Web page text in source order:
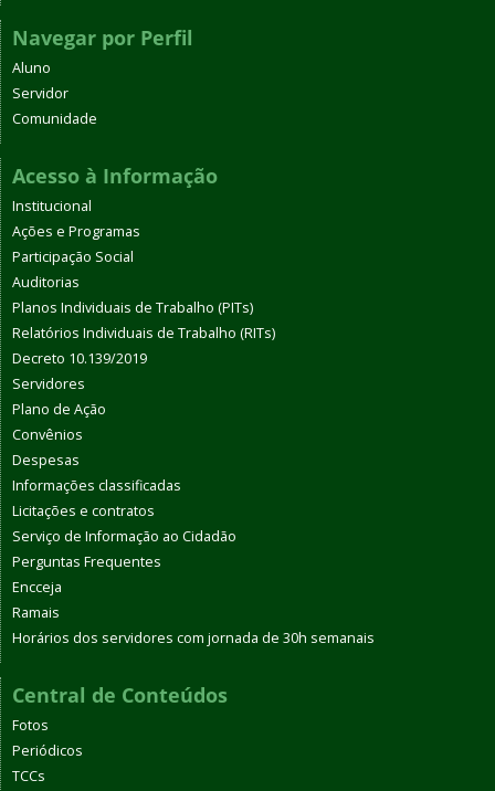
Navegar por Perfil
Aluno
Servidor
Comunidade
Acesso à Informação
Institucional
Ações e Programas
Participação Social
Auditorias
Planos Individuais de Trabalho (PITs)
Relatórios Individuais de Trabalho (RITs)
Decreto 10.139/2019
Servidores
Plano de Ação
Convênios
Despesas
Informações classificadas
Licitações e contratos
Serviço de Informação ao Cidadão
Perguntas Frequentes
Encceja
Ramais
Horários dos servidores com jornada de 30h semanais
Central de Conteúdos
Fotos
Periódicos
TCCs